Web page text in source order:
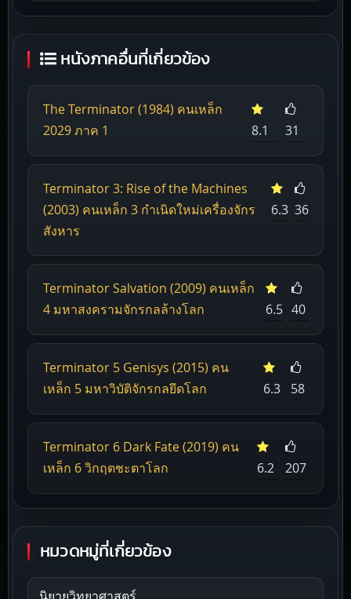
หนังภาคอื่นที่เกี่ยวข้อง
The Terminator (1984) คนเหล็ก
2029 ภาค 1
8.1 31
Terminator 3: Rise of the Machines
(2003) คนเหล็ก 3 กำเนิดใหม่เครื่องจักร
สังหาร
6.3 36
Terminator Salvation (2009) คนเหล็ก
4 มหาสงครามจักรกลล้างโลก
6.5 40
Terminator 5 Genisys (2015) คน
เหล็ก 5 มหาวิบัติจักรกลยึดโลก
6.3 58
Terminator 6 Dark Fate (2019) คน
เหล็ก 6 วิกฤตชะตาโลก
6.2 207
หมวดหมู่ที่เกี่ยวข้อง